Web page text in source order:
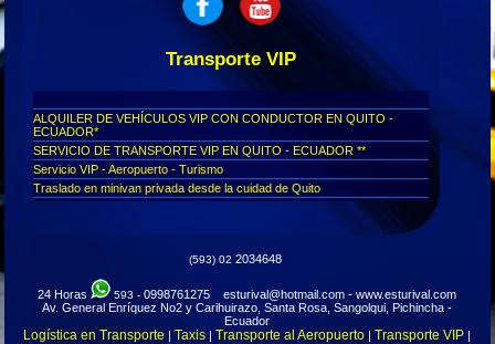
Transporte VIP
ALQUILER DE VEHÍCULOS VIP CON CONDUCTOR EN QUITO -
ECUADOR*
SERVICIO DE TRANSPORTE VIP EN QUITO - ECUADOR **
Servicio VIP - Aeropuerto - Turismo
Traslado en minivan privada desde la cuidad de Quito
Turismo para personas diplomáticas
Servicio ejecutivo desde Quito a todo el Ecuador
Transoirte VIP ejecutivo para embajadas privado
Transporte de lujo Quito, Ecuador
(593) 02 2034648
24 Horas 593 - 0998761275 esturival@hotmail.com - www.esturival.com
Av. General Enríquez No2 y Carihuirazo, Santa Rosa, Sangolqui, Pichincha -
Ecuador
Logística en Transporte |Taxis |Transporte al Aeropuerto |Transporte VIP |